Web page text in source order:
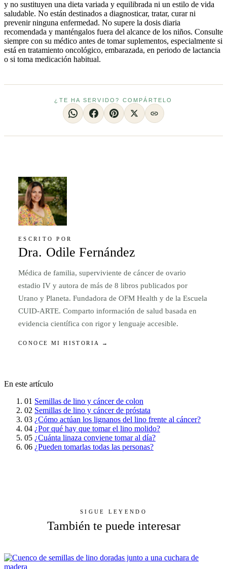
y no sustituyen una dieta variada y equilibrada ni un estilo de vida
saludable. No están destinados a diagnosticar, tratar, curar ni
prevenir ninguna enfermedad. No supere la dosis diaria
recomendada y manténgalos fuera del alcance de los niños. Consulte
siempre con su médico antes de tomar suplementos, especialmente si
está en tratamiento oncológico, embarazada, en periodo de lactancia
o si toma medicación habitual.
¿TE HA SERVIDO? COMPÁRTELO
ESCRITO POR
Dra. Odile Fernández
Médica de familia, superviviente de cáncer de ovario
estadio IV y autora de más de 8 libros publicados por
Urano y Planeta. Fundadora de OFM Health y de la Escuela
CUID-ARTE. Comparto información de salud basada en
evidencia científica con rigor y lenguaje accesible.
CONOCE MI HISTORIA →
En este artículo
01 Semillas de lino y cáncer de colon
02 Semillas de lino y cáncer de próstata
03 ¿Cómo actúan los lignanos del lino frente al cáncer?
04 ¿Por qué hay que tomar el lino molido?
05 ¿Cuánta linaza conviene tomar al día?
06 ¿Pueden tomarlas todas las personas?
SIGUE LEYENDO
También te puede interesar